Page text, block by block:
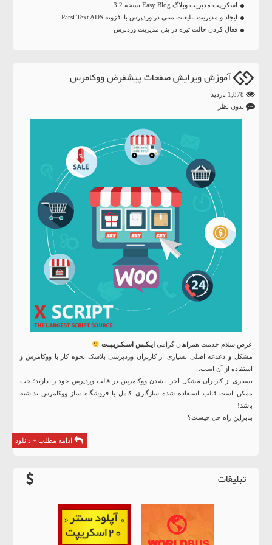
اسکریپت مدیریت وبلاگ Easy Blog نسخه 3.2
ایجاد و مدیریت تبلیغات متنی در وردپرس با افزونه Parsi Text ADS
فعال کردن حالت تیره در پنل مدیریت وردپرس
آموزش ویرایش صفحات پیشفرض ووکامرس
بدون نظر
عرض سلام خدمت همراهان گرامی ایـکـس اسـکـریـپـت
مشکل و دغدغه اصلی بسیاری از کاربران وردپرسی بلاشک نحوه کار با ووکامرس و
استفاده از آن است.
بسیاری از کاربران مشکل اجرا نشدن ووکامرس در قالب وردپرس خود را دارند؛ خب
ممکن است قالب استفاده شده سازگاری کامل با فروشگاه ساز ووکامرس نداشته
باشد!
بنابراین راه حل چیست؟
ادامه مطلب + دانلود
تبلیغات